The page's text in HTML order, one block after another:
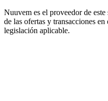
Nuuvem es el proveedor de
de las ofertas y transacciones
legislación aplicable.